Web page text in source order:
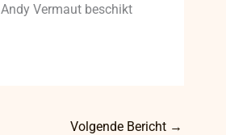
Andy Vermaut beschikt
Volgende Bericht →